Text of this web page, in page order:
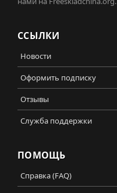
ССЫЛКИ
Новости
Оформить подписку
Отзывы
Служба поддержки
ПОМОЩЬ
Справка (FAQ)